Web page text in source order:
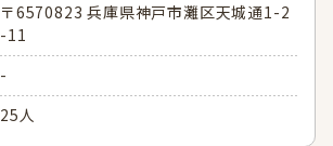
〒6570823 兵庫県神戸市灘区天城通1-2
-11
-
25人